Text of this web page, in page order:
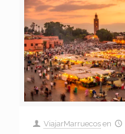
ViajarMarruecos en